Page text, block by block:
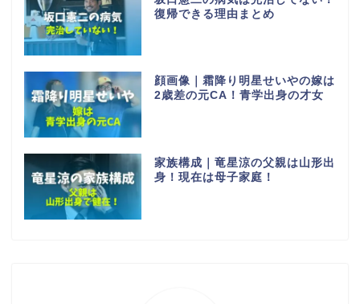
復帰できる理由まとめ
顔画像｜霜降り明星せいやの嫁は
2歳差の元CA！青学出身の才女
家族構成｜竜星涼の父親は山形出
身！現在は母子家庭！